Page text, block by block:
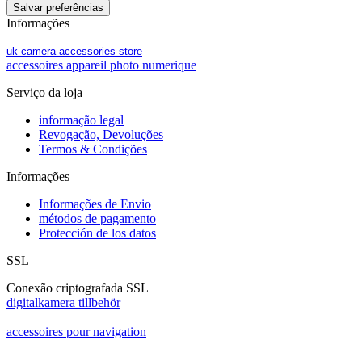
Informações
uk camera accessories store
accessoires appareil photo numerique
Serviço da loja
informação legal
Revogação, Devoluções
Termos & Condições
Informações
Informações de Envio
métodos de pagamento
Protección de los datos
SSL
Conexão criptografada SSL
digitalkamera tillbehör
accessoires pour navigation